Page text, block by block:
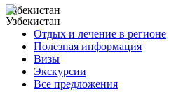
Узбекистан
Отдых и лечение в регионе
Полезная информация
Визы
Экскурсии
Все предложения